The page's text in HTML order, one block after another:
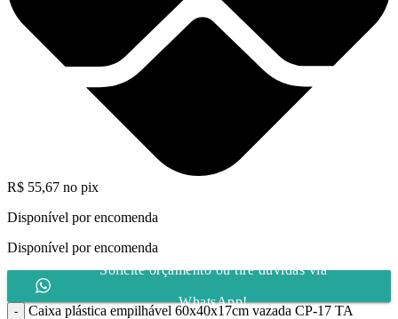
R$ 55,67 no pix
Disponível por encomenda
Disponível por encomenda
Solicite orçamento ou tire dúvidas via
WhatsApp!
Caixa plástica empilhável 60x40x17cm vazada CP-17 TA